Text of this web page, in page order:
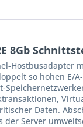
8Gb
so hohen E/
Daten.
der Server